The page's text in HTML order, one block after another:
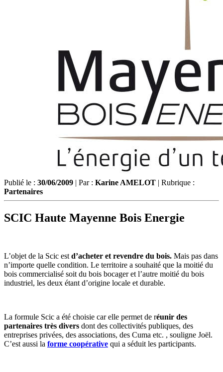
Publié le : 30/06/2009 | Par : Karine AMELOT | Rubrique :
Partenaires
SCIC Haute Mayenne Bois Energie
L’objet de la Scic est d’acheter et revendre du bois. Mais pas dans
n’importe quelle condition. Le territoire a souhaité que la moitié du
bois commercialisé soit du bois bocager et l’autre moitié du bois
industriel, les deux étant d’origine locale et durable.
La formule Scic a été choisie car elle permet de réunir des
partenaires très divers dont des collectivités publiques, des
entreprises privées, des associations, des Cuma etc. , souligne Joël.
C’est aussi la forme coopérative qui a séduit les participants.